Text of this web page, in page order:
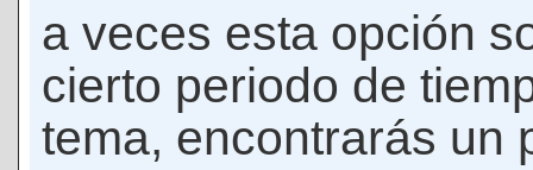
a veces esta opción
cierto periodo de
tema, encontrarás un